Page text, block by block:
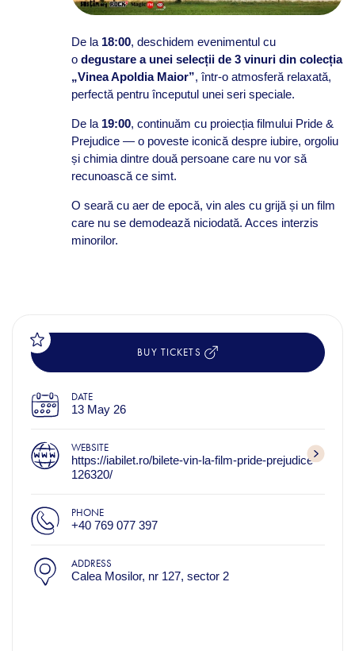
De la 18:00, deschidem evenimentul cu
o degustare a unei selecții de 3 vinuri din colecția
„Vinea Apoldia Maior”, într-o atmosferă relaxată,
perfectă pentru începutul unei seri speciale.
De la 19:00, continuăm cu proiecția filmului Pride &
Prejudice — o poveste iconică despre iubire, orgoliu
și chimia dintre două persoane care nu vor să
recunoască ce simt.
O seară cu aer de epocă, vin ales cu grijă și un film
care nu se demodează niciodată. Acces interzis
minorilor.
BUY TICKETS
DATE
13 May 26
WEBSITE
https://iabilet.ro/bilete-vin-la-film-pride-prejudice-
126320/
PHONE
+40 769 077 397
ADDRESS
Calea Mosilor, nr 127, sector 2